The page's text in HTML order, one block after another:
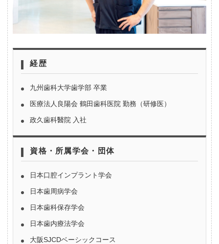
経歴
九州歯科大学歯学部 卒業
医療法人良陽会 鶴田歯科医院 勤務（研修医）
政久歯科醫院 入社
資格・所属学会・団体
日本口腔インプラント学会
日本歯周病学会
日本歯科保存学会
日本歯内療法学会
大阪SJCDベーシックコース